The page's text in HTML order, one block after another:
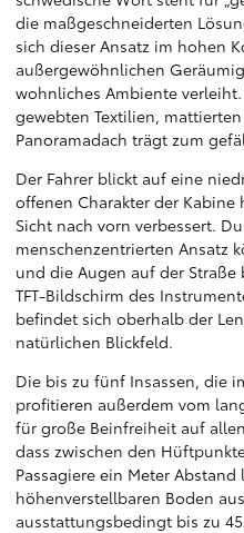
die maßgeschneiderten
sich dieser Ansatz im hohen
außergewöhnlichen
wohnliches Ambiente
gewebten Textilien,
Panoramadach trägt zum
Der Fahrer blickt auf eine
offenen Charakter der
Sicht nach vorn verbessert.
menschenzentrierten Ansatz
und die Augen auf der
TFT-Bildschirm des
befindet sich oberhalb der
natürlichen Blickfeld.
Die bis zu fünf Insassen, die
profitieren außerdem vom
für große Beinfreiheit auf
dass zwischen den
Passagiere ein Meter
höhenverstellbaren Boden
ausstattungsbedingt bis zu